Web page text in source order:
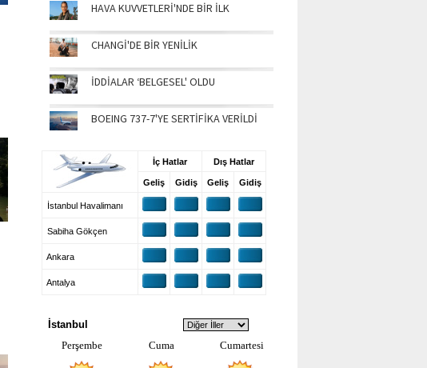
HAVA KUVVETLERİ'NDE BİR İLK
CHANGİ'DE BİR YENİLİK
İDDİALAR ‘BELGESEL' OLDU
BOEING 737-7'YE SERTİFİKA VERİLDİ
İç Hatlar Dış Hatlar
Geliş Gidiş Geliş Gidiş
İstanbul Havalimanı
Sabiha Gökçen
Ankara
Antalya
İstanbul
Perşembe
Cuma Cumartesi